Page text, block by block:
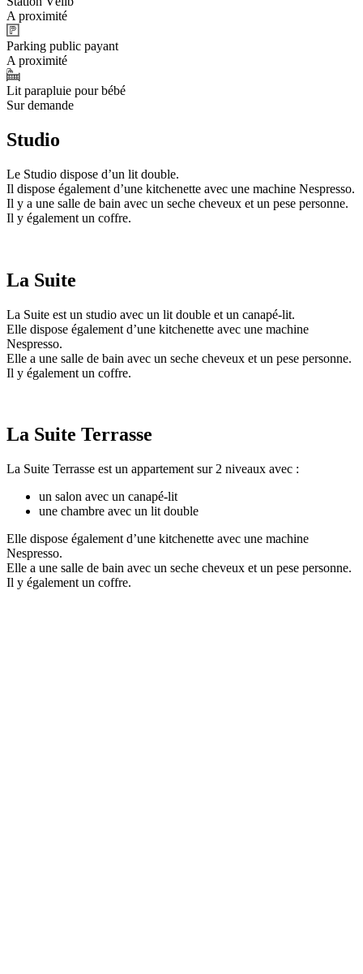
A proximité
Parking public payant
A proximité
Lit parapluie pour bébé
Sur demande
Studio
Le Studio dispose d’un lit double.
Il dispose également d’une kitchenette avec une machine Nespresso.
Il y a une salle de bain avec un seche cheveux et un pese personne.
Il y également un coffre.
La Suite
La Suite est un studio avec un lit double et un canapé-lit.
Elle dispose également d’une kitchenette avec une machine
Nespresso.
Elle a une salle de bain avec un seche cheveux et un pese personne.
Il y également un coffre.
La Suite Terrasse
La Suite Terrasse est un appartement sur 2 niveaux avec :
un salon avec un canapé-lit
une chambre avec un lit double
Elle dispose également d’une kitchenette avec une machine
Nespresso.
Elle a une salle de bain avec un seche cheveux et un pese personne.
Il y également un coffre.